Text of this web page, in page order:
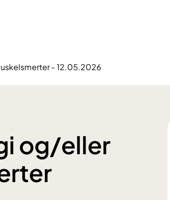
- 12.05.2026
og/eller